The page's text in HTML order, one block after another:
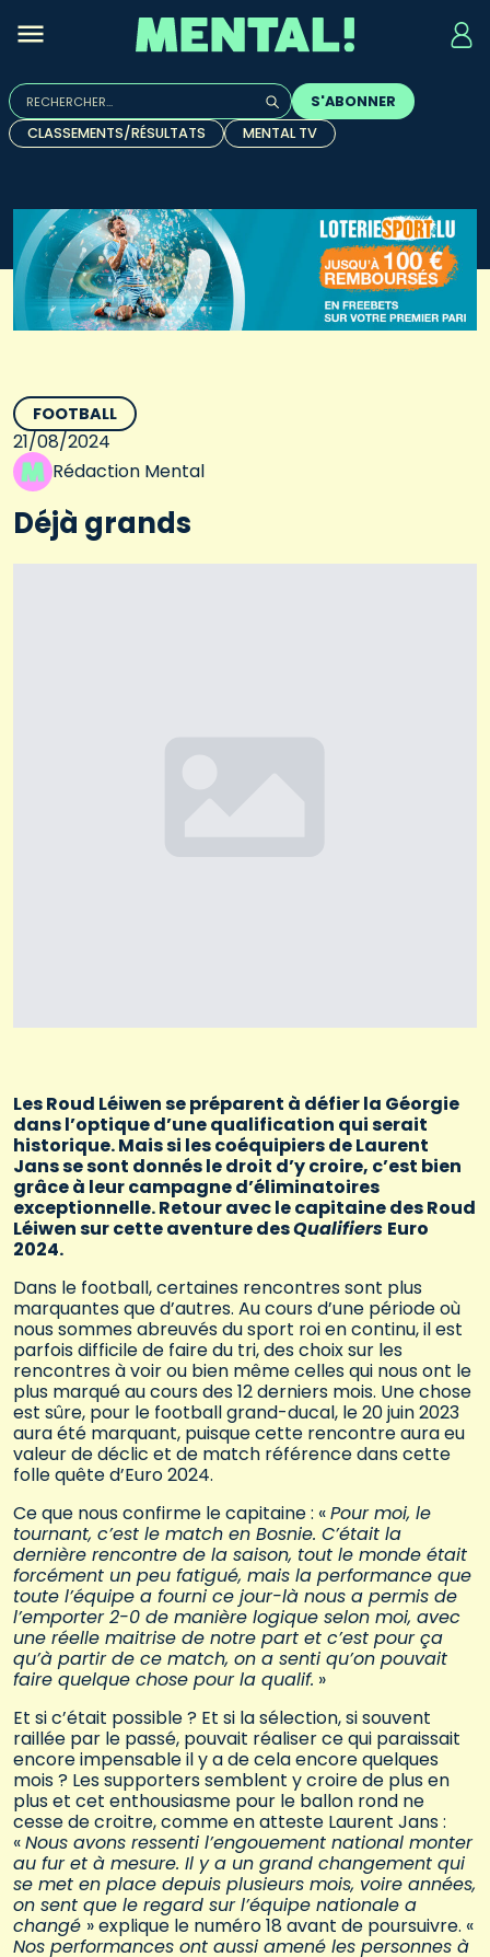
Rechercher :
Quand les résultats de l'auto-complétion sont
S'ABONNER
CLASSEMENTS/RÉSULTATS
MENTAL TV
FOOTBALL
21/08/2024
Rédaction Mental
Déjà grands
Les Roud Léiwen se préparent à défier la Géorgie
dans l’optique d’une qualification qui serait
historique. Mais si les coéquipiers de Laurent
Jans se sont donnés le droit d’y croire, c’est bien
grâce à leur campagne d’éliminatoires
exceptionnelle. Retour avec le capitaine des Roud
Léiwen sur cette aventure desQualifiers Euro
2024.
Dans le football, certaines rencontres sont plus
marquantes que d’autres. Au cours d’une période où
nous sommes abreuvés du sport roi en continu, il est
parfois difficile de faire du tri, des choix sur les
rencontres à voir ou bien même celles qui nous ont le
plus marqué au cours des 12 derniers mois. Une chose
est sûre, pour le football grand-ducal, le 20 juin 2023
aura été marquant, puisque cette rencontre aura eu
valeur de déclic et de match référence dans cette
folle quête d’Euro 2024.
Ce que nous confirme le capitaine : «Pour moi, le
tournant, c’est le match en Bosnie. C’était la
dernière rencontre de la saison, tout le monde était
forcément un peu fatigué, mais la performance que
toute l’équipe a fourni ce jour-là nous a permis de
l’emporter 2-0 de manière logique selon moi, avec
une réelle maitrise de notre part et c’est pour ça
qu’à partir de ce match, on a senti qu’on pouvait
faire quelque chose pour la qualif. »
Et si c’était possible ? Et si la sélection, si souvent
raillée par le passé, pouvait réaliser ce qui paraissait
encore impensable il y a de cela encore quelques
mois ? Les supporters semblent y croire de plus en
plus et cet enthousiasme pour le ballon rond ne
cesse de croitre, comme en atteste Laurent Jans :
«Nous avons ressenti l’engouement national monter
au fur et à mesure. Il y a un grand changement qui
se met en place depuis plusieurs mois, voire années,
on sent que le regard sur l’équipe nationale a
changé » explique le numéro 18 avant de poursuivre. «
Nos performances ont aussi amené les personnes à